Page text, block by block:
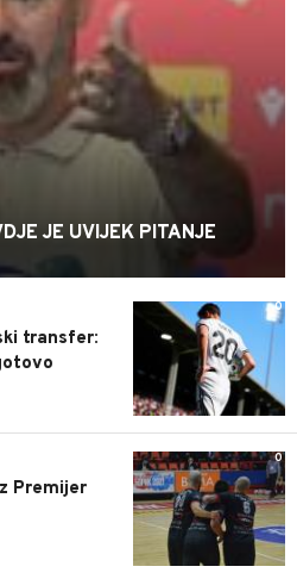
JE UVIJEK PITANJE
0
transfer:
0
Premijer